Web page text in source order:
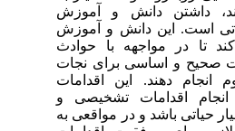
داشتن دانش و آموزش
است. این دانش و آموزش
تا در مواجهه با حوادث
صحیح و اساسی برای نجات
انجام دهند. این اقدامات
اقدامات تشخیصی و
حیاتی باشد و در مواقعی به